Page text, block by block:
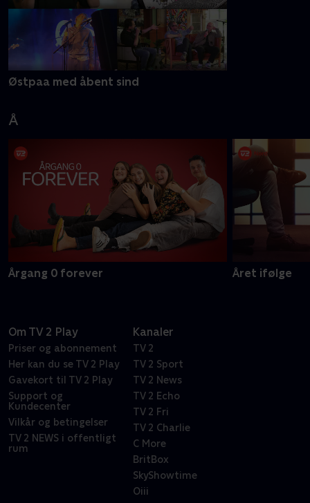
Østpaa med åbent sind
Å
Årgang 0 forever Året ifølge
Om TV 2 Play
Priser og abonnement
Her kan du se TV 2 Play
Gavekort til TV 2 Play
Support og
Kundecenter
Vilkår og betingelser
TV 2 NEWS i offentligt
rum
Kanaler
TV 2
TV 2 Sport
TV 2 News
TV 2 Echo
TV 2 Fri
TV 2 Charlie
C More
BritBox
SkyShowtime
Oiii